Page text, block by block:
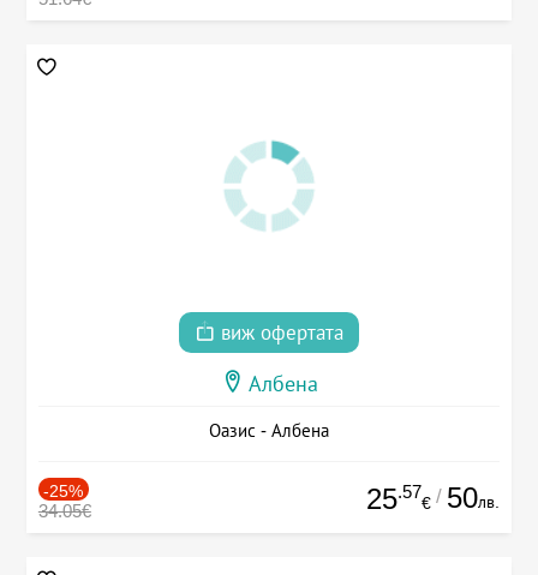
виж офертата
Албена
Оазис - Албена
-25%
34.05€ 25.57
€ / 50лв.